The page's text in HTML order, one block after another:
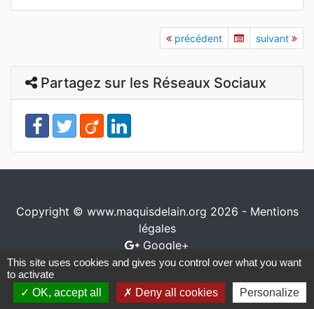
précédent suivant
Partagez sur les Réseaux Sociaux
Copyright © www.maquisdelain.org 2026 - Mentions
légales
Google+
Conception / réalisationwww.io-network.com
This site uses cookies and gives you control over what you want
to activate
OK, accept all
Deny all cookies Personalize